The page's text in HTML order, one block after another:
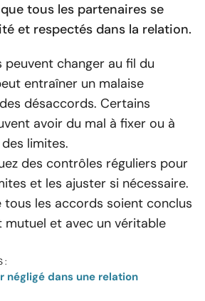
tous les partenaires se
et respectés dans la relation.
peuvent changer au fil du
entraîner un malaise
désaccords. Certains
avoir du mal à fixer ou à
limites.
des contrôles réguliers pour
et les ajuster si nécessaire.
tous les accords soient conclus
mutuel et avec un véritable
:
négligé dans une relation